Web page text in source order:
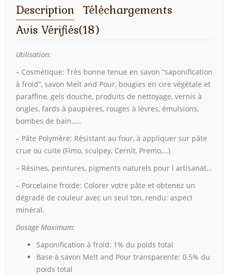
Description Téléchargements
Avis Vérifiés(18)
Utilisation:
– Cosmétique: Très bonne tenue en savon “saponification
à froid”, savon Melt and Pour, bougies en cire végétale et
paraffine, gels douche, produits de nettoyage, vernis à
ongles, fards à paupières, rouges à lèvres, émulsions,
bombes de bain…..
– Pâte Polymère: Résistant au four, à appliquer sur pâte
crue ou cuite (Fimo, sculpey, Cernit, Premo,…)
– Résines, peintures, pigments naturels pour l artisanat…
– Porcelaine froide: Colorer votre pâte et obtenez un
dégradé de couleur avec un seul ton, rendu: aspect
minéral.
Dosage Maximum:
Saponification à froid: 1% du poids total
Base à savon Melt and Pour transparente: 0.5% du
poids total